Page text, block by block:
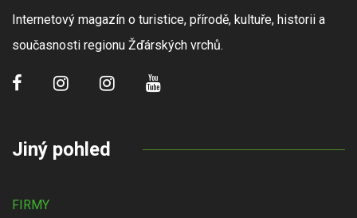
Internetový magazín o turistice, přírodě, kultuře, historii a
současnosti regionu Žďárských vrchů.
Jiný pohled
FIRMY